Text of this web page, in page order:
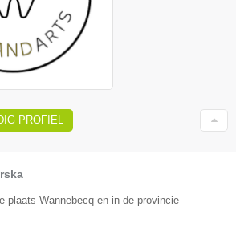
PROFIEL
plaats Wannebecq en in de provincie